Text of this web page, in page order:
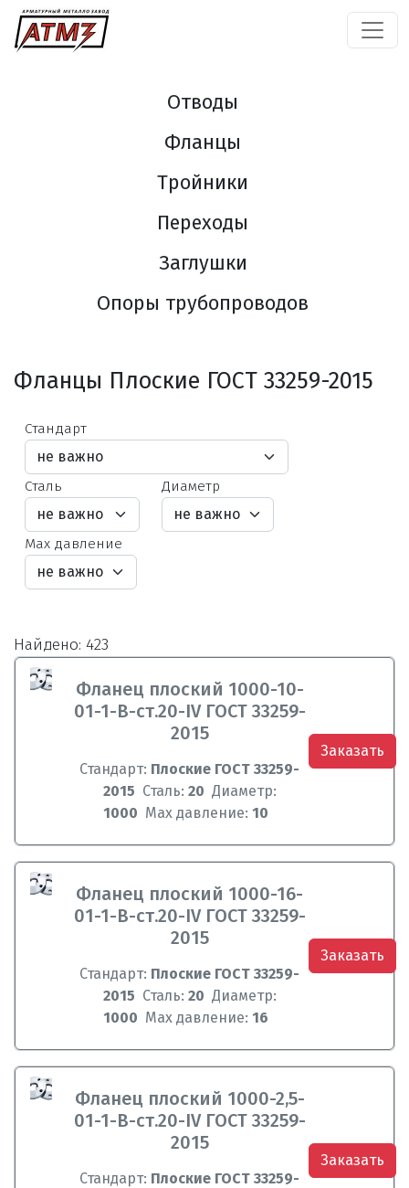
Отводы
Фланцы
Тройники
Переходы
Заглушки
Опоры трубопроводов
Фланцы Плоские ГОСТ 33259-2015
Стандарт
Сталь Диаметр
Max давление
Найдено: 423
Фланец плоский 1000-10-
01-1-B-ст.20-IV ГОСТ 33259-
2015
Стандарт: Плоские ГОСТ 33259-
2015 Сталь: 20 Диаметр:
1000 Max давление:10
Заказать
Фланец плоский 1000-16-
01-1-B-ст.20-IV ГОСТ 33259-
2015
Стандарт: Плоские ГОСТ 33259-
2015 Сталь: 20 Диаметр:
1000 Max давление:16
Заказать
Фланец плоский 1000-2,5-
01-1-B-ст.20-IV ГОСТ 33259-
2015
Стандарт: Плоские ГОСТ 33259-
Заказать